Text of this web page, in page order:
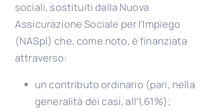
sociali, sostituiti dalla Nuova
Assicurazione Sociale per l’Impiego
(NASpI) che, come noto, è finanziata
attraverso:
un contributo ordinario (pari, nella
generalità dei casi, all’1,61%);